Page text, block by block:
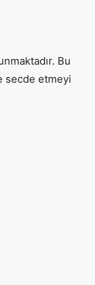
Bu
secde etmeyi